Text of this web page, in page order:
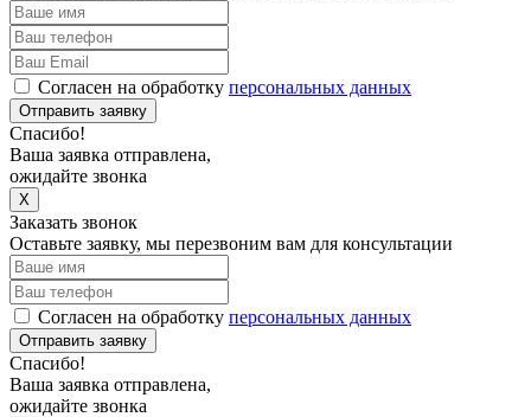
Согласен на обработку персональных данных
Отправить заявку
Спасибо!
Ваша заявка отправлена,
ожидайте звонка
X
Заказать звонок
Оставьте заявку, мы перезвоним вам для консультации
Согласен на обработку персональных данных
Отправить заявку
Спасибо!
Ваша заявка отправлена,
ожидайте звонка